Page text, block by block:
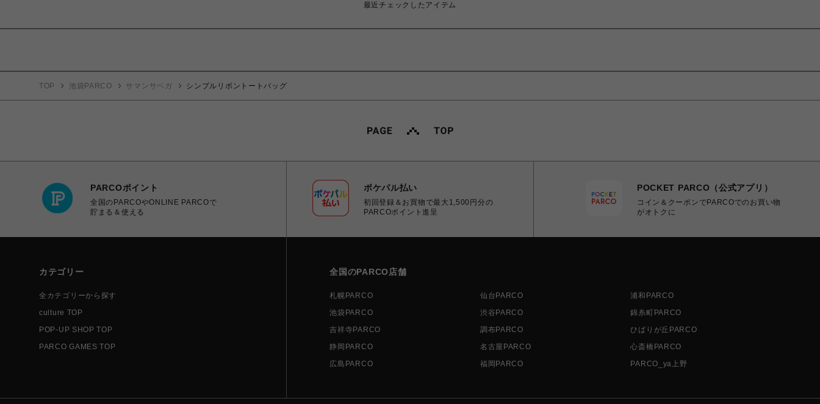
最近チェックしたアイテム
TOP 池袋PARCO サマンサベガ シンプルリボントートバッグ
PARCOポイント
全国のPARCOやONLINE PARCOで
貯まる＆使える
ポケパル払い
初回登録＆お買物で最大1,500円分の
PARCOポイント進呈
POCKET PARCO（公式アプリ）
コイン＆クーポンでPARCOでのお買い物
がオトクに
カテゴリー
全カテゴリーから探す
culture TOP
POP-UP SHOP TOP
PARCO GAMES TOP
全国のPARCO店舗
札幌PARCO 仙台PARCO
浦和PARCO
池袋PARCO
渋谷PARCO
錦糸町PARCO
吉祥寺PARCO
調布PARCO
ひばりが丘PARCO
静岡PARCO
名古屋PARCO
心斎橋PARCO
広島PARCO
福岡PARCO PARCO_ya上野